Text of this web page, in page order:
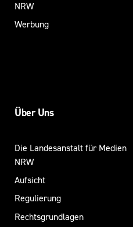
NRW
Werbung
Über Uns
Die Landesanstalt für Medien
NRW
Aufsicht
Regulierung
Rechtsgrundlagen